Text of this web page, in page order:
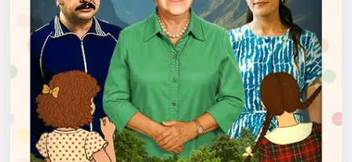
Города
Площадки
Артисты
Рейтинги